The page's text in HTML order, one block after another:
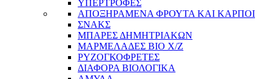
ΥΠΕΡΤΡΟΦΕΣ
ΑΠΟΞΗΡΑΜΕΝΑ ΦΡΟΥΤΑ ΚΑΙ ΚΑΡΠΟΙ
ΣΝΑΚΣ
ΜΠΑΡΕΣ ΔΗΜΗΤΡΙΑΚΩΝ
ΜΑΡΜΕΛΑΔΕΣ BIO Χ/Ζ
ΡΥΖΟΓΚΟΦΡΕΤΕΣ
ΔΙΑΦΟΡΑ ΒΙΟΛΟΓΙΚΑ